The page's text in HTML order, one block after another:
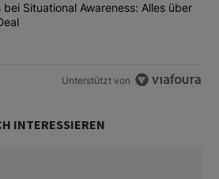
Titel "Margin Calls bei Situational
bei Situational Awareness: Alles über
Unterstützt von
INTERESSIEREN